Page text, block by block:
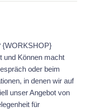
{WORKSHOP}
und Können macht
oder beim
in denen wir auf
unser Angebot von
für